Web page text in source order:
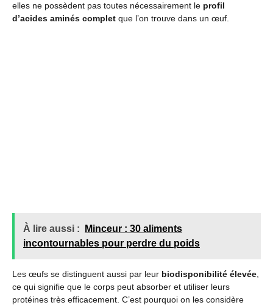
elles ne possèdent pas toutes nécessairement le profil
d’acides aminés complet que l’on trouve dans un œuf.
À lire aussi :
Minceur : 30 aliments
incontournables pour perdre du poids
Les œufs se distinguent aussi par leur biodisponibilité élevée
ce qui signifie que le corps peut absorber et utiliser leurs
protéines très efficacement. C’est pourquoi on les considère